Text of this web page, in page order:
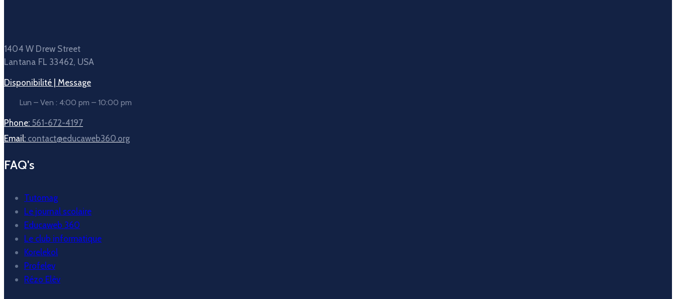
1404 W Drew Street
Lantana FL 33462, USA
Disponibilité | Message
Lun – Ven : 4:00 pm – 10:00 pm
Phone: 561-672-4197
Email: contact@educaweb360.org
FAQ's
Tutomag
Le journal scolaire
Educaweb 360
Le club informatique
Korelekol
Profelev
Rézo Elèv